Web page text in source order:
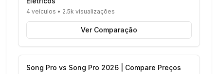
4 veículos • 2.5k visualizações
Ver Comparação
Song Pro vs Song Pro 2026 | Compare Preços